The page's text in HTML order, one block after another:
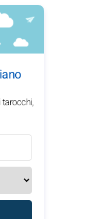
tarocchi,